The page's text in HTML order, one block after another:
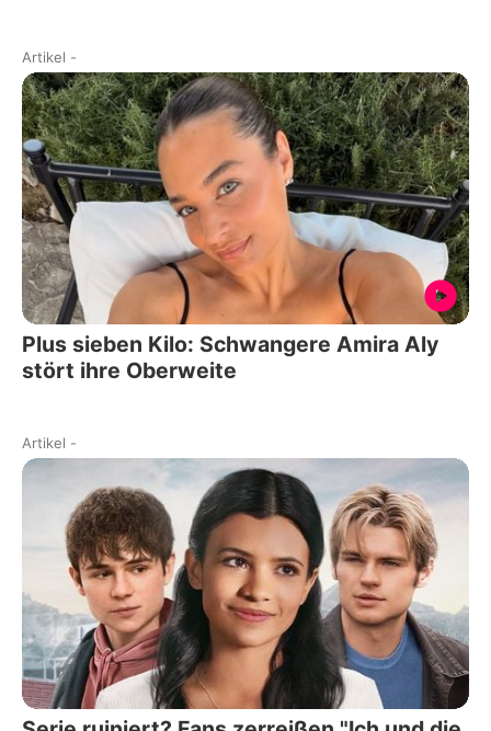
Artikel -
Plus sieben Kilo: Schwangere Amira Aly
stört ihre Oberweite
Artikel -